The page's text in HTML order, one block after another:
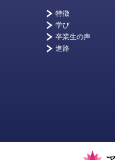
特徴
学び
卒業生の声
進路